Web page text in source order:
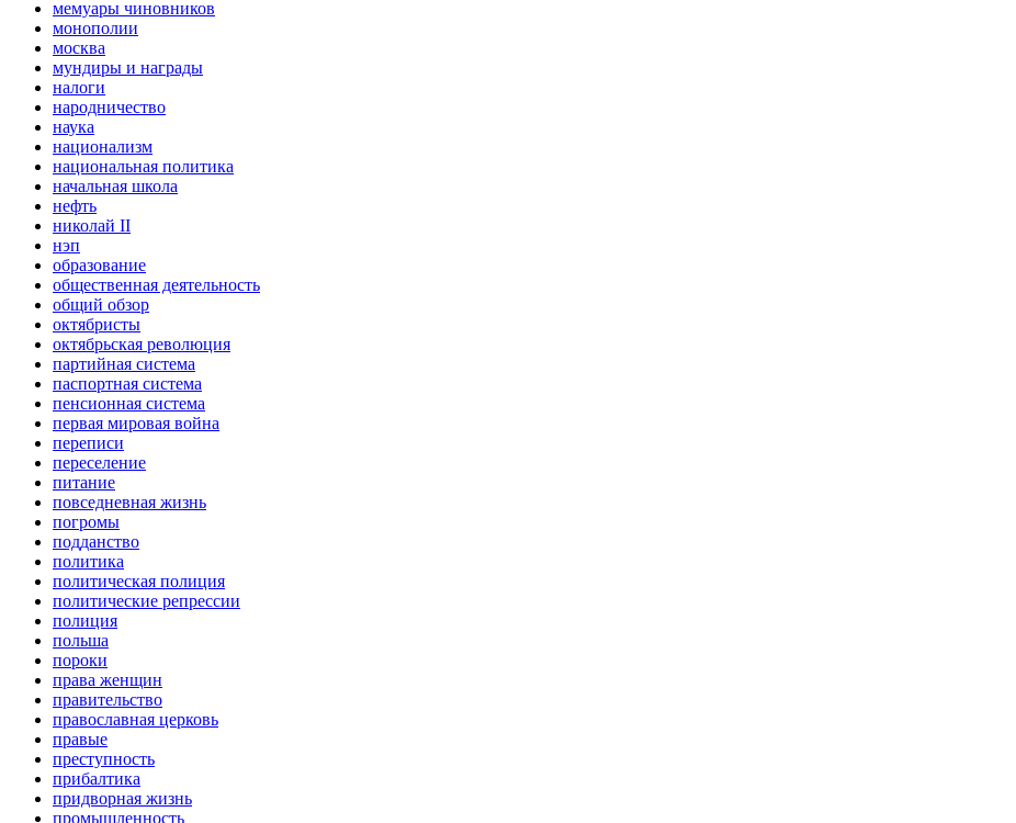
мемуары чиновников
монополии
москва
мундиры и награды
налоги
народничество
наука
национализм
национальная политика
начальная школа
нефть
николай II
нэп
образование
общественная деятельность
общий обзор
октябристы
октябрьская революция
партийная система
паспортная система
пенсионная система
первая мировая война
переписи
переселение
питание
повседневная жизнь
погромы
подданство
политика
политическая полиция
политические репрессии
полиция
польша
пороки
права женщин
правительство
православная церковь
правые
преступность
прибалтика
придворная жизнь
промышленность